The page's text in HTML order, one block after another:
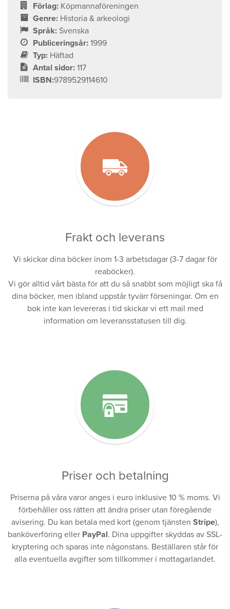
Förlag: Köpmannaföreningen
Genre: Historia & arkeologi
Språk: Svenska
Publiceringsår: 1999
Typ: Häftad
Antal sidor: 117
ISBN:9789529114610
Frakt och leverans
Vi skickar dina böcker inom 1-3 arbetsdagar (3-7 dagar för
reaböcker).
Vi gör alltid vårt bästa för att du så snabbt som möjligt ska få
dina böcker, men ibland uppstår tyvärr förseningar. Om en
bok inte kan levereras i tid skickar vi ett mail med
information om leveransstatusen till dig.
Priser och betalning
Priserna på våra varor anges i euro inklusive 10 % moms. Vi
förbehåller oss rätten att ändra priser utan föregående
avisering. Du kan betala med kort (genom tjänsten Stripe),
banköverföring eller PayPal. Dina uppgifter skyddas av SSL-
kryptering och sparas inte någonstans. Beställaren står för
alla eventuella avgifter som tillkommer i mottagarlandet.